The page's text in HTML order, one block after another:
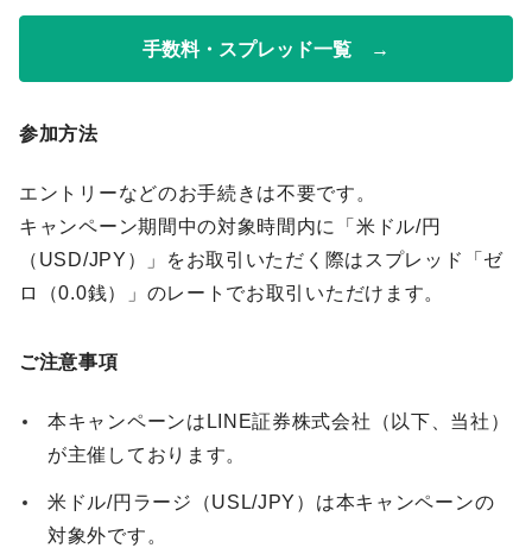
手数料・スプレッド一覧 →
参加方法
エントリーなどのお手続きは不要です。
キャンペーン期間中の対象時間内に「米ドル/円
（USD/JPY）」をお取引いただく際はスプレッド「ゼ
ロ（0.0銭）」のレートでお取引いただけます。
ご注意事項
本キャンペーンはLINE証券株式会社（以下、当社）
が主催しております。
米ドル/円ラージ（USL/JPY）は本キャンペーンの
対象外です。